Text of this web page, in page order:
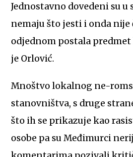
Jednostavno dovedeni su u
nemaju što jesti i onda nije
odjednom postala predmet
je Orlović.
Mnoštvo lokalnog ne-
stanovništva, s druge
što ih se prikazuje kao
osobe pa su Međimurci